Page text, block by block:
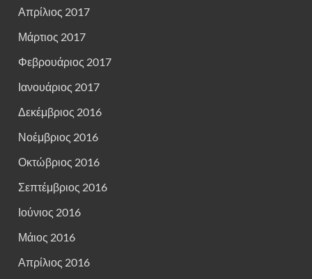
Απρίλιος 2017
Μάρτιος 2017
Φεβρουάριος 2017
Ιανουάριος 2017
Δεκέμβριος 2016
Νοέμβριος 2016
Οκτώβριος 2016
Σεπτέμβριος 2016
Ιούνιος 2016
Μάιος 2016
Απρίλιος 2016